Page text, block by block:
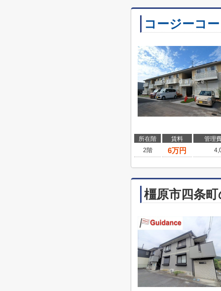
コージーコ
所在階 賃料
管理
2階
6万円
橿原市四条